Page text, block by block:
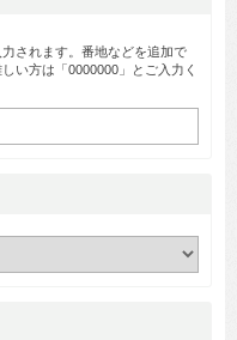
されます。番地などを追加で
い方は「0000000」とご入力く